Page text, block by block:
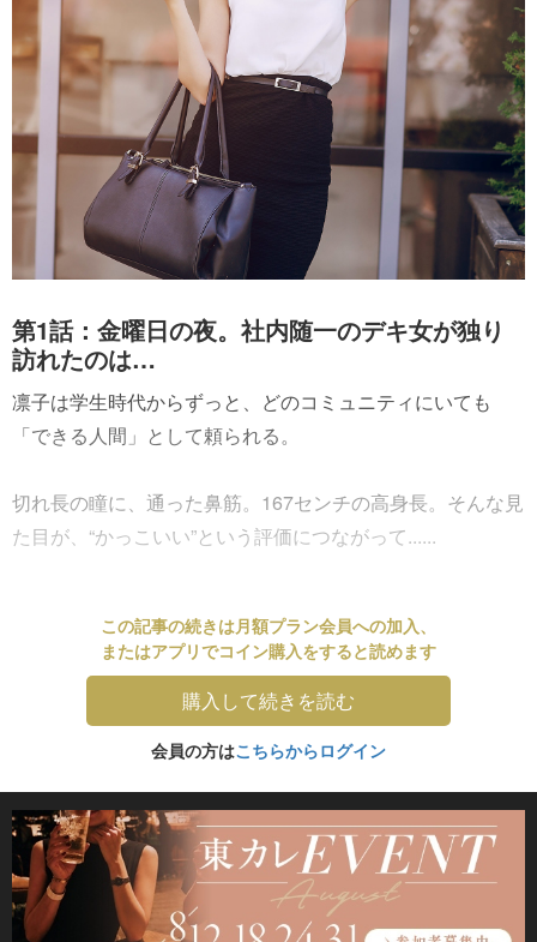
第1話：金曜日の夜。社内随一のデキ女が独り
訪れたのは…
凛子は学生時代からずっと、どのコミュニティにいても
「できる人間」として頼られる。
切れ長の瞳に、通った鼻筋。167センチの高身長。そんな見
た目が、“かっこいい”という評価につながって......
この記事の続きは月額プラン会員への加入、
またはアプリでコイン購入をすると読めます
購入して続きを読む
会員の方はこちらからログイン